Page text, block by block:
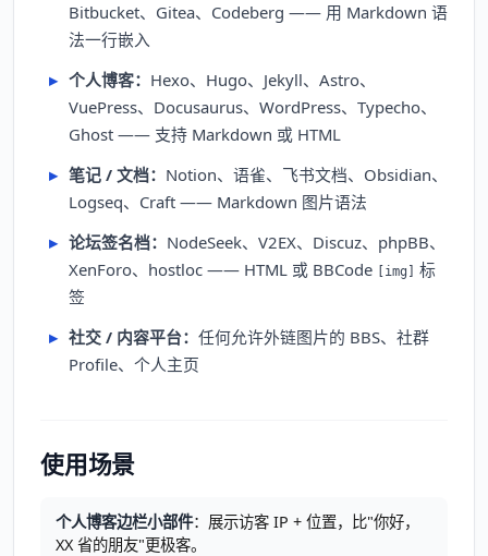
Bitbucket、Gitea、Codeberg —— 用 Markdown 语
法一行嵌入
个人博客： Hexo、Hugo、Jekyll、Astro、
VuePress、Docusaurus、WordPress、Typecho、
Ghost —— 支持 Markdown 或 HTML
笔记 / 文档： Notion、语雀、飞书文档、Obsidian、
Logseq、Craft —— Markdown 图片语法
论坛签名档： NodeSeek、V2EX、Discuz、phpBB、
XenForo、hostloc —— HTML 或 BBCode
[img]
标
签
社交 / 内容平台： 任何允许外链图片的 BBS、社群
Profile、个人主页
使用场景
个人博客边栏小部件：展示访客 IP + 位置，比"你好，
XX 省的朋友"更极客。